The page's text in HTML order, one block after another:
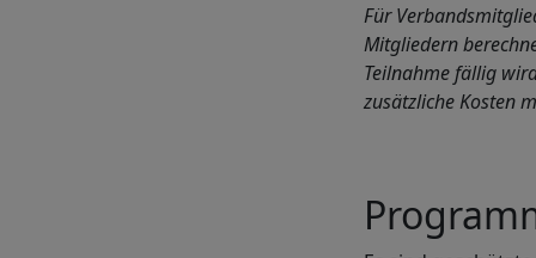
Für
Mitgliedern
Teilnahme fällig
zusätzliche Kosten